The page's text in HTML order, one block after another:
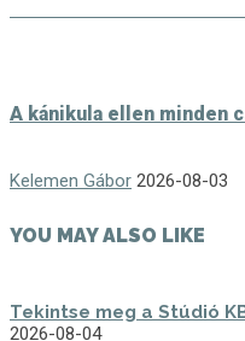
A kánikula ellen minden
Kelemen Gábor 2026-08-03
YOU MAY ALSO LIKE
Tekintse meg a Stúdió
2026-08-04